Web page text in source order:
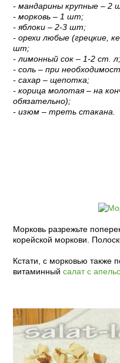
- мандарины крупные – 2
- морковь – 1 шт;
- яблоки – 2-3 шт;
- орехи любые (грецкие,
шт;
- лимонный сок – 1-2 ст. л;
- соль – при
- сахар – щепотка;
- корица молотая – на
обязательно);
- изюм – треть стакана.
Морковь разрежьте
корейской моркови.
Кстати, с морковью также
витаминный салат с